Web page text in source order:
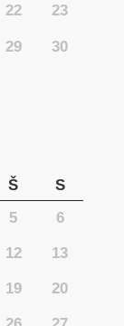
22 23
29 30
Š
S
5 6
12 13
19 20